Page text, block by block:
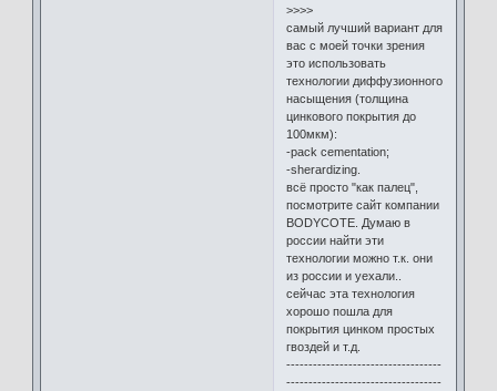
>>>>
самый лучший вариант для
вас с моей точки зрения
это использовать
технологии диффузионного
насыщения (толщина
цинкового покрытия до
100мкм):
-pack cementation;
-sherardizing.
всё просто "как палец",
посмотрите сайт компании
BODYCOTE. Думаю в
россии найти эти
технологии можно т.к. они
из россии и уехали..
сейчас эта технология
хорошо пошла для
покрытия цинком простых
гвоздей и т.д.
-----------------------------------
-----------------------------------